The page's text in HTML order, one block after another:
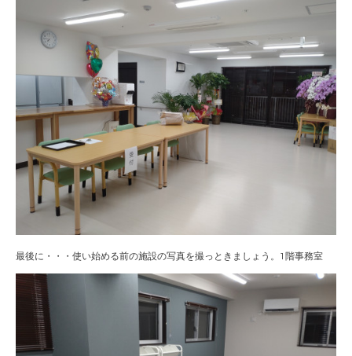
最後に・・・使い始める前の施設の写真を撮っときましょう。1階事務室